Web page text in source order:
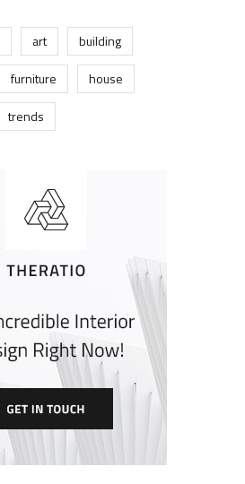
art
building
furniture
house
trends